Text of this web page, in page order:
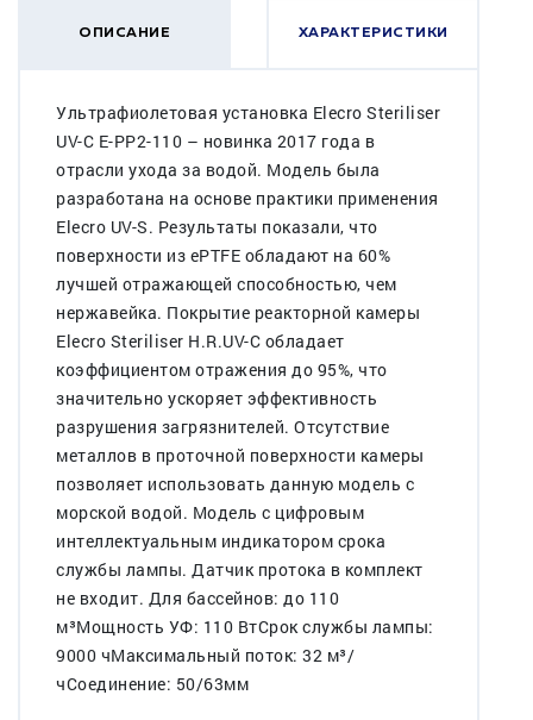
ОПИСАНИЕ ХАРАКТЕРИСТИКИ
Ультрафиолетовая установка Elecro Steriliser
UV-C E-PP2-110 – новинка 2017 года в
отрасли ухода за водой. Модель была
разработана на основе практики применения
Elecro UV-S. Результаты показали, что
поверхности из ePTFE обладают на 60%
лучшей отражающей способностью, чем
нержавейка. Покрытие реакторной камеры
Elecro Steriliser H.R.UV-C обладает
коэффициентом отражения до 95%, что
значительно ускоряет эффективность
разрушения загрязнителей. Отсутствие
металлов в проточной поверхности камеры
позволяет использовать данную модель с
морской водой. Модель с цифровым
интеллектуальным индикатором срока
службы лампы. Датчик протока в комплект
не входит. Для бассейнов: до 110
м³Мощность УФ: 110 ВтСрок службы лампы:
9000 чМаксимальный поток: 32 м³/
чСоединение: 50/63мм